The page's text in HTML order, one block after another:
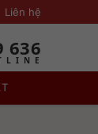
Liên hệ
636